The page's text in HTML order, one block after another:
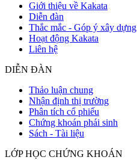
Giới thiệu về Kakata
Diễn đàn
Thắc mắc - Góp ý xây dựng
Hoạt động Kakata
Liên hệ
DIỄN ĐÀN
Thảo luận chung
Nhận định thị trường
Phân tích cổ phiếu
Chứng khoán phái sinh
Sách - Tài liệu
LỚP HỌC CHỨNG KHOÁN